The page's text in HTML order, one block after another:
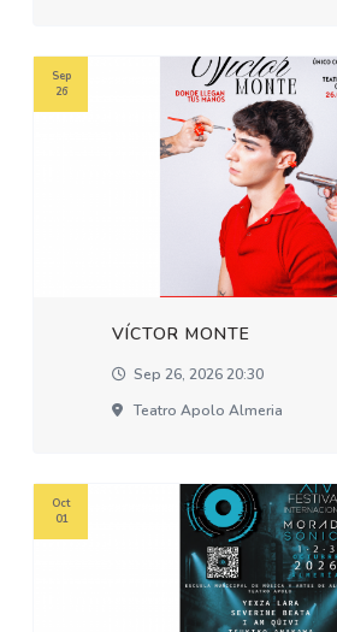
VÍCTOR MONTE
Sep 26, 2026 20:30
Teatro Apolo Almeria
Sep
26
Oct
01